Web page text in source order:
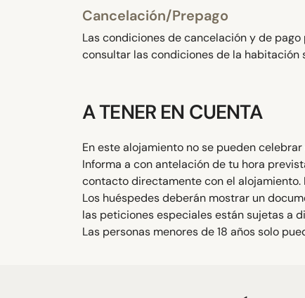
Cancelación/Prepago
Las condiciones de cancelación y de
consultar las condiciones de la habitación
A TENER EN CUENTA
En este alojamiento no se pueden
Informa a con antelación de tu hora
contacto directamente con el
Los huéspedes deberán mostrar un
las peticiones especiales están sujetas a
Las personas menores de 18 años solo